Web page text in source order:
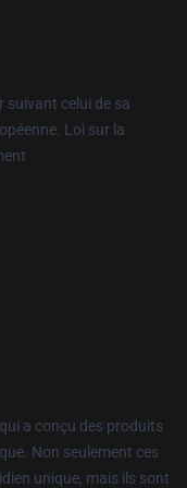
suivant celui de sa
Loi sur la
a conçu des produits
Non seulement ces
unique, mais ils sont